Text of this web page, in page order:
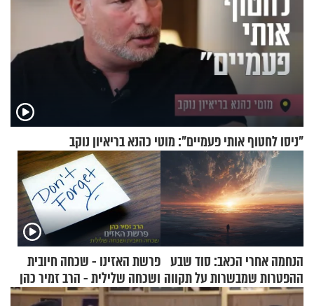
"ניסו לחטוף אותי פעמיים": מוטי כהנא בריאיון נוקב
הנחמה אחרי הכאב: סוד שבע
ההפטרות שמבשרות על תקווה
וגאולה
פרשת האזינו - שכחה חיובית
ושכחה שלילית - הרב זמיר כהן